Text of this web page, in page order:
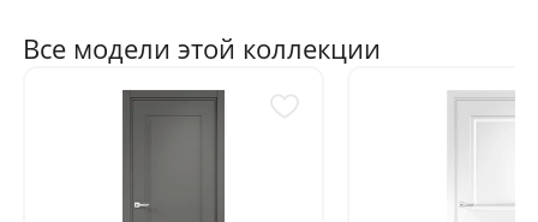
Все модели этой коллекции